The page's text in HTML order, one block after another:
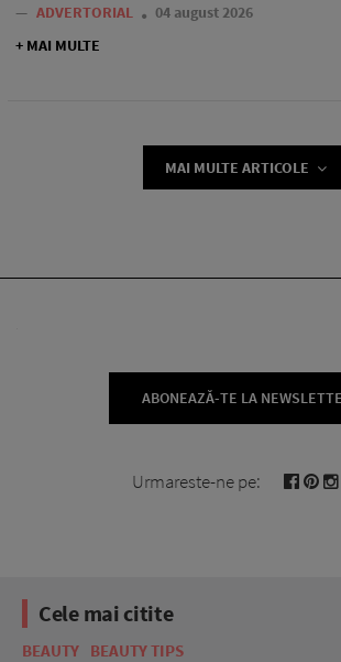
— ADVERTORIAL
04 august 2026
+ MAI MULTE
MAI MULTE ARTICOLE
ABONEAZĂ-TE LA
Urmareste-ne pe:
Cele mai citite
BEAUTY BEAUTY TIPS